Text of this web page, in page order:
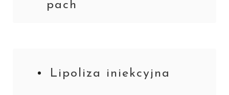
pach
Lipoliza iniekcyjna